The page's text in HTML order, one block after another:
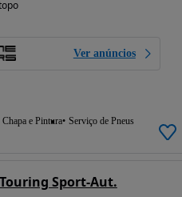
Ver anúncios
Chapa e Pintura Serviço de Pneus
Sport-Aut.